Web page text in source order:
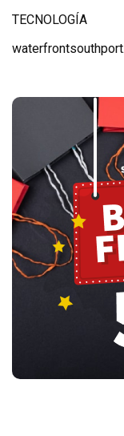
TECNOLOGÍA